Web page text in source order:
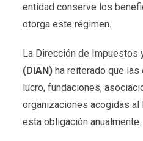
entidad conserve los
otorga este régimen.
La Dirección de Impuestos
(DIAN) ha reiterado que
lucro, fundaciones,
organizaciones acogidas al
esta obligación anualmente.